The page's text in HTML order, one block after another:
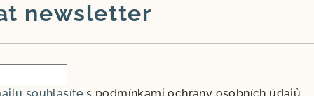
newsletter